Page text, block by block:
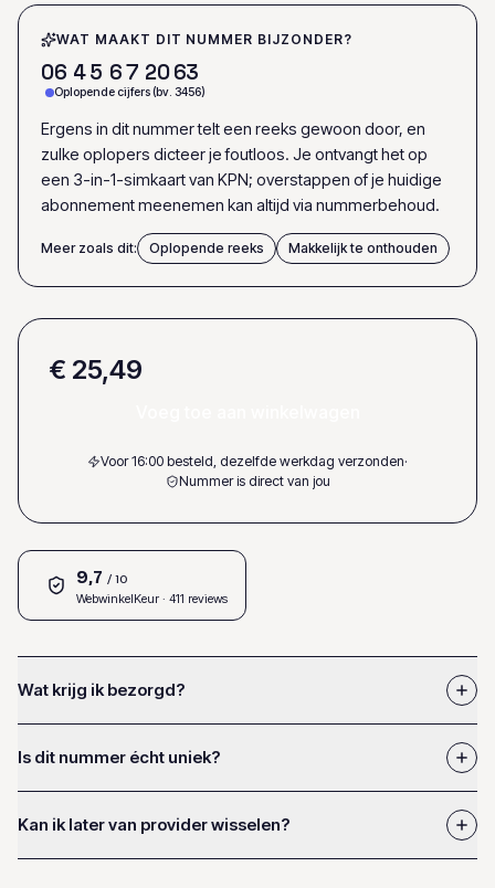
WAT MAAKT DIT NUMMER BIJZONDER?
06 45 67 2063
Oplopende cijfers (bv. 3456)
Ergens in dit nummer telt een reeks gewoon door, en
zulke oplopers dicteer je foutloos. Je ontvangt het op
een 3-in-1-simkaart van KPN; overstappen of je huidige
abonnement meenemen kan altijd via nummerbehoud.
Meer zoals dit: Oplopende reeks Makkelijk te onthouden
€ 25,49
Voor 16:00 besteld, dezelfde werkdag verzonden·
Nummer is direct van jou
9,7 / 10
WebwinkelKeur · 411 reviews
Wat krijg ik bezorgd?
Is dit nummer écht uniek?
Kan ik later van provider wisselen?